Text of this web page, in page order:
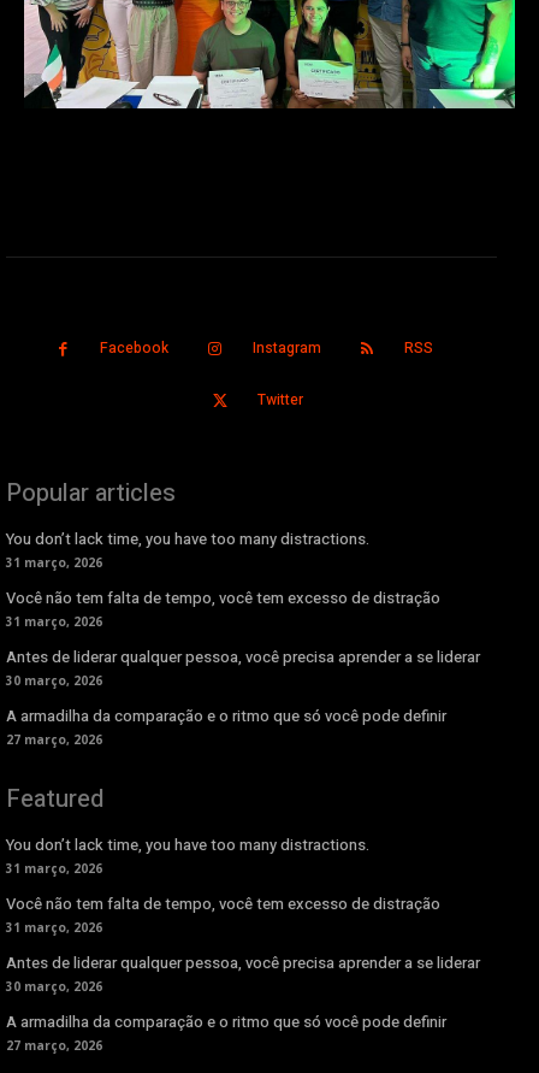
Facebook Instagram RSS
Twitter
Popular articles
You don’t lack time, you have too many distractions.
31 março, 2026
Você não tem falta de tempo, você tem excesso de distração
31 março, 2026
Antes de liderar qualquer pessoa, você precisa aprender a se liderar
30 março, 2026
A armadilha da comparação e o ritmo que só você pode definir
27 março, 2026
Featured
You don’t lack time, you have too many distractions.
31 março, 2026
Você não tem falta de tempo, você tem excesso de distração
31 março, 2026
Antes de liderar qualquer pessoa, você precisa aprender a se liderar
30 março, 2026
A armadilha da comparação e o ritmo que só você pode definir
27 março, 2026